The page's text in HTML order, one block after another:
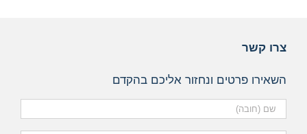
צרו קשר
השאירו פרטים ונחזור אליכם בהקדם